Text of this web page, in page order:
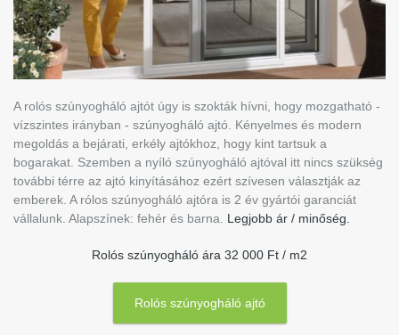
A rolós szúnyogháló ajtót úgy is szokták hívni, hogy mozgatható -
vízszintes irányban - szúnyogháló ajtó. Kényelmes és modern
megoldás a bejárati, erkély ajtókhoz, hogy kint tartsuk a
bogarakat. Szemben a nyíló szúnyogháló ajtóval itt nincs szükség
további térre az ajtó kinyításához ezért szívesen választják az
emberek. A rólos szúnyogháló ajtóra is 2 év gyártói garanciát
vállalunk. Alapszínek: fehér és barna. Legjobb ár / minőség.
Rolós szúnyogháló ára 32 000 Ft / m2
Rolós szúnyogháló ajtó